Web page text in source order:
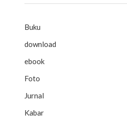
Buku
download
ebook
Foto
Jurnal
Kabar